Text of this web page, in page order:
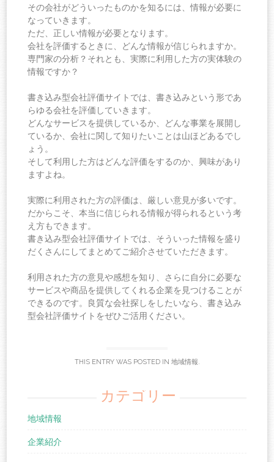
その会社がどういったものかを知るには、情報が必要に
なっていきます。
ただ、正しい情報が必要となります。
会社を評価するときに、どんな情報が信じられますか。
専門家の分析？それとも、実際に利用した方の実体験の
情報ですか？
書き込み型会社評価サイトでは、書き込みという形であ
らゆる会社を評価していきます。
どんなサービスを提供しているか、どんな事業を展開し
ているか、会社に関して知りたいことは山ほどあるでし
ょう。
そして利用した方はどんな評価をするのか、興味があり
ますよね。
実際に利用された方の評価は、厳しい意見が多いです。
だからこそ、本当に信じられる情報が得られるという考
え方もできます。
書き込み型会社評価サイトでは、そういった情報を盛り
だくさんにしてまとめてご紹介させていただきます。
利用された方の意見や感想を知り、さらに自分に必要な
サービスや商品を提供してくれる企業を見つけることが
できるのです。良質な会社探しをしたいなら、書き込み
型会社評価サイトをぜひご活用ください。
THIS ENTRY WAS POSTED IN 地域情報.
カテゴリー
地域情報
企業紹介